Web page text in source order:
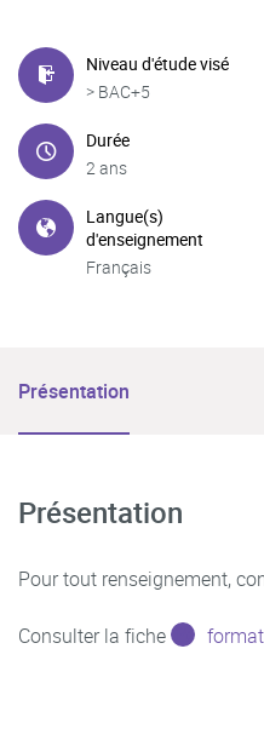
Niveau d'étude visé
> BAC+5
Durée
2 ans
Langue(s)
d'enseignement
Français
Présentation
Présentation
Pour tout renseignement,
Consulter la fiche